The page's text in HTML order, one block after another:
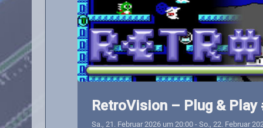
RetroVision – Plug &
Sa., 21. Februar 2026 um 20:00- So., 22. Februar